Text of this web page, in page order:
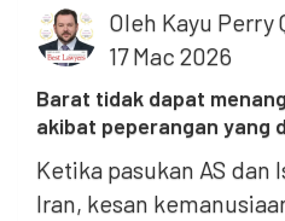
Oleh Kayu Perry
17 Mac 2026
Barat tidak dapat
akibat peperangan yang
Ketika pasukan AS dan
Iran, kesan